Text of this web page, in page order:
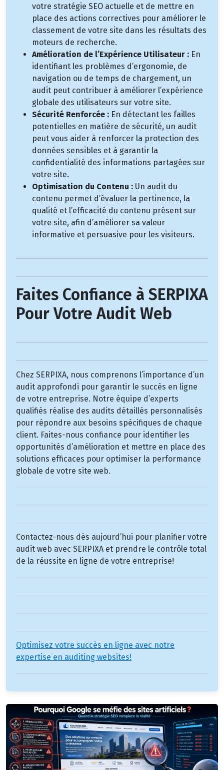
votre stratégie SEO actuelle et de mettre en
place des actions correctives pour améliorer le
classement de votre site dans les résultats des
moteurs de recherche.
Amélioration de l’Expérience Utilisateur : En
identifiant les problèmes d’ergonomie, de
navigation ou de temps de chargement, un
audit peut contribuer à améliorer l’expérience
globale des utilisateurs sur votre site.
Sécurité Renforcée : En détectant les failles
potentielles en matière de sécurité, un audit
peut vous aider à renforcer la protection des
données sensibles et à garantir la
confidentialité des informations partagées sur
votre site.
Optimisation du Contenu : Un audit du
contenu permet d’évaluer la pertinence, la
qualité et l’efficacité du contenu présent sur
votre site, afin d’améliorer sa valeur
informative et persuasive pour les visiteurs.
Faites Confiance à SERPIXA
Pour Votre Audit Web
Chez SERPIXA, nous comprenons l’importance d’un
audit approfondi pour garantir le succès en ligne
de votre entreprise. Notre équipe d’experts
qualifiés réalise des audits détaillés personnalisés
pour répondre aux besoins spécifiques de chaque
client. Faites-nous confiance pour identifier les
opportunités d’amélioration et mettre en place des
solutions efficaces pour optimiser la performance
globale de votre site web.
Contactez-nous dès aujourd’hui pour planifier votre
audit web avec SERPIXA et prendre le contrôle total
de la réussite en ligne de votre entreprise!
Optimisez votre succès en ligne avec notre
expertise en auditing websites!